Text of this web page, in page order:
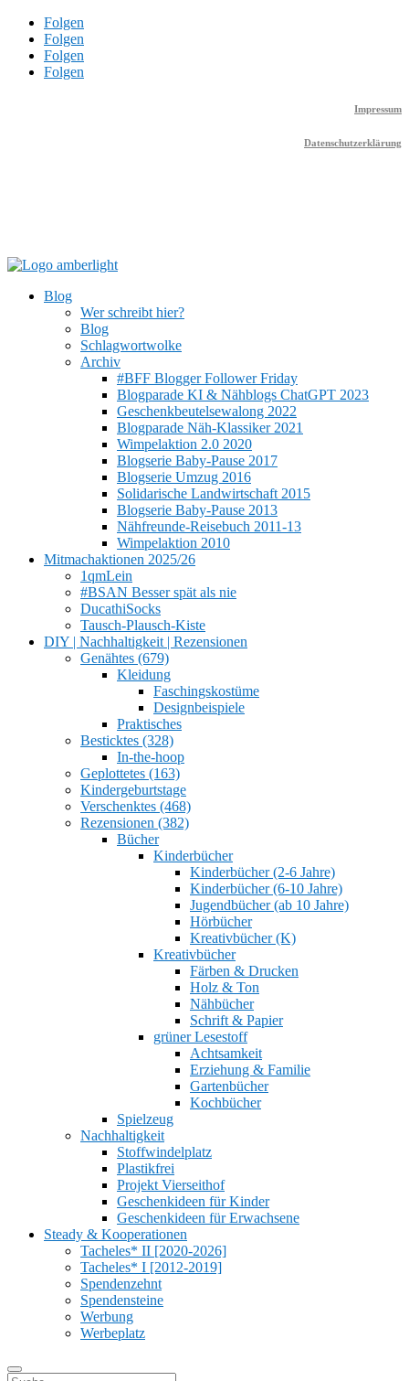
Folgen
Folgen
Folgen
Folgen
Impressum
Datenschutzerklärung
Blog
Wer schreibt hier?
Blog
Schlagwortwolke
Archiv
#BFF Blogger Follower Friday
Blogparade KI & Nähblogs ChatGPT 2023
Geschenkbeutelsewalong 2022
Blogparade Näh-Klassiker 2021
Wimpelaktion 2.0 2020
Blogserie Baby-Pause 2017
Blogserie Umzug 2016
Solidarische Landwirtschaft 2015
Blogserie Baby-Pause 2013
Nähfreunde-Reisebuch 2011-13
Wimpelaktion 2010
Mitmachaktionen 2025/26
1qmLein
#BSAN Besser spät als nie
DucathiSocks
Tausch-Plausch-Kiste
DIY | Nachhaltigkeit | Rezensionen
Genähtes (679)
Kleidung
Faschingskostüme
Designbeispiele
Praktisches
Besticktes (328)
In-the-hoop
Geplottetes (163)
Kindergeburtstage
Verschenktes (468)
Rezensionen (382)
Bücher
Kinderbücher
Kinderbücher (2-6 Jahre)
Kinderbücher (6-10 Jahre)
Jugendbücher (ab 10 Jahre)
Hörbücher
Kreativbücher (K)
Kreativbücher
Färben & Drucken
Holz & Ton
Nähbücher
Schrift & Papier
grüner Lesestoff
Achtsamkeit
Erziehung & Familie
Gartenbücher
Kochbücher
Spielzeug
Nachhaltigkeit
Stoffwindelplatz
Plastikfrei
Projekt Vierseithof
Geschenkideen für Kinder
Geschenkideen für Erwachsene
Steady & Kooperationen
Tacheles* II [2020-2026]
Tacheles* I [2012-2019]
Spendenzehnt
Spendensteine
Werbung
Werbeplatz